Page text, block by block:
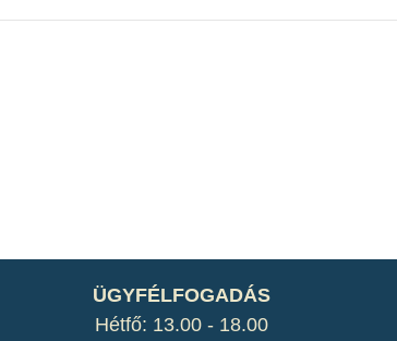
ÜGYFÉLFOGADÁS
Hétfő: 13.00 - 18.00